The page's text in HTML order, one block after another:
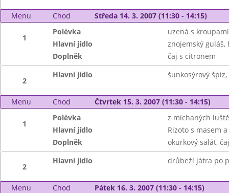
Menu Chod Středa 14. 3. 2007 (11:30 - 14:15)
1
Polévka
uzená s kroupami
Hlavní jídlo
znojemský guláš,
Doplněk
čaj s citronem
2
Hlavní jídlo šunkosýrový
Menu Chod Čtvrtek 15. 3. 2007 (11:30 - 14:15)
1
Polévka
z míchaných
Hlavní jídlo
Rizoto s masem
Doplněk
okurkový salát,
2
Hlavní jídlo drůbeží játra po
Menu Chod Pátek 16. 3. 2007 (11:30 - 14:15)